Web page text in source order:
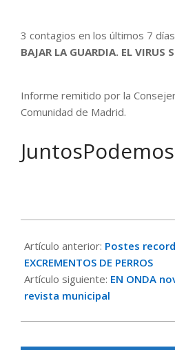
3 contagios en los últimos 7
BAJAR LA GUARDIA. EL VIRUS
Informe remitido por la
Comunidad de Madrid.
JuntosPodemos
11-
11
Artículo anterior: Postes
EXCREMENTOS DE PERROS
Artículo siguiente: EN ONDA
revista municipal